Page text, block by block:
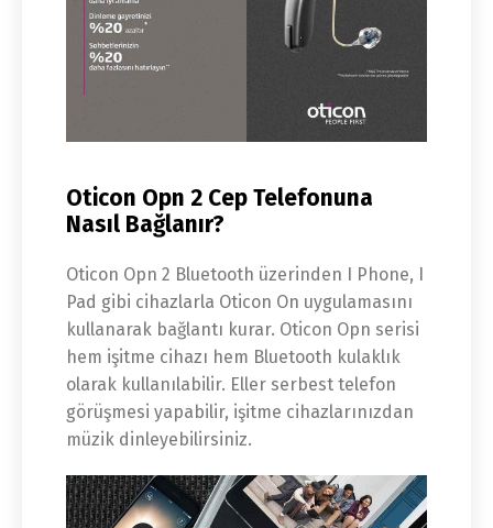
Oticon Opn 2 Cep Telefonuna
Nasıl Bağlanır?
Oticon Opn 2 Bluetooth üzerinden I Phone, I
Pad gibi cihazlarla Oticon On uygulamasını
kullanarak bağlantı kurar. Oticon Opn serisi
hem işitme cihazı hem Bluetooth kulaklık
olarak kullanılabilir. Eller serbest telefon
görüşmesi yapabilir, işitme cihazlarınızdan
müzik dinleyebilirsiniz.